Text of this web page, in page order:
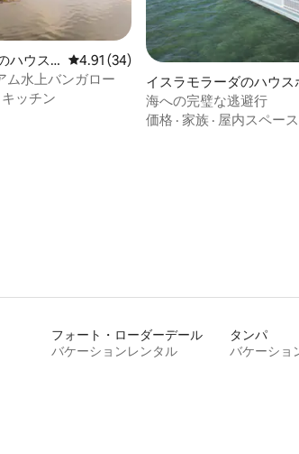
均評価
ハウス
レビュー34件、5つ星中4.91つ星の平
4.91 (34)
ム水上バンガロー
キッチン
イスラモラーダのハウス
ト
海への完璧な逃避行
価格 · 家族 · 屋内スペース
フォート・ローダーデール
バケーションレンタル
タンパ
バケーショ